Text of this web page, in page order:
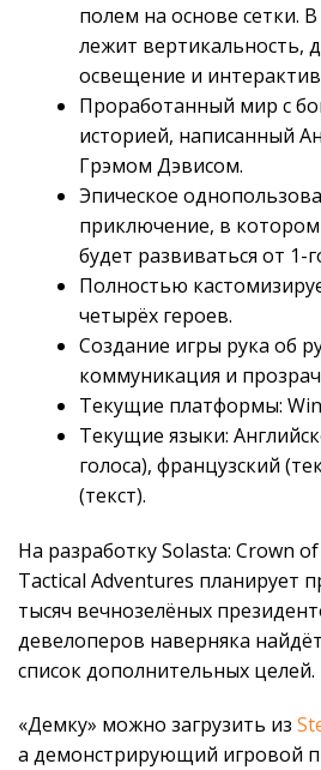
полем на основе сетки.
лежит вертикальность,
освещение и
Проработанный мир с
историей, написанный
Грэмом Дэвисом.
Эпическое
приключение, в
будет развиваться от 1-
Полностью
четырёх героев.
Создание игры рука об
коммуникация и
Текущие платформы:
Текущие языки:
голоса), французский
(текст).
На разработку Solasta: Crown
Tactical Adventures планирует
тысяч вечнозелёных
девелоперов наверняка
список дополнительных целей.
«Демку» можно загрузить из
а демонстрирующий игровой